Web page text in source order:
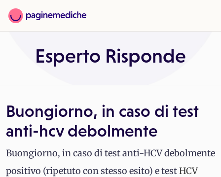
Esperto Risponde
Buongiorno, in caso di test
anti-hcv debolmente
Buongiorno, in caso di test anti-HCV debolmente
positivo (ripetuto con stesso esito) e testHCV